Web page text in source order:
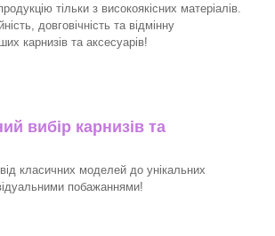
тільки з високоякісних матеріалів.
довговічність та відмінну
карнизів та аксесуарів!​
вибір карнизів та
класичних моделей до унікальних
побажаннями!​